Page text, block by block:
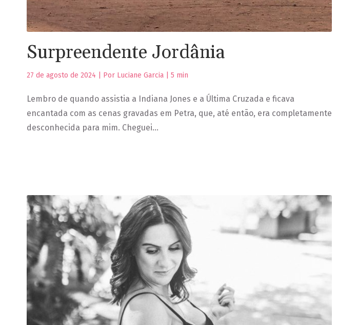
Surpreendente Jordânia
27 de agosto de 2024 | Por Luciane Garcia | 5 min
Lembro de quando assistia a Indiana Jones e a Última Cruzada e ficava
encantada com as cenas gravadas em Petra, que, até então, era completamente
desconhecida para mim. Cheguei…